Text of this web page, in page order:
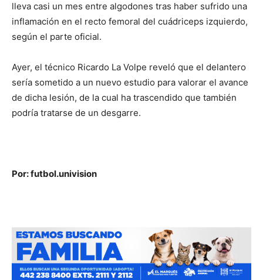
lleva casi un mes entre algodones tras haber sufrido una
inflamación en el recto femoral del cuádriceps izquierdo,
según el parte oficial.
Ayer, el técnico Ricardo La Volpe reveló que el delantero
sería sometido a un nuevo estudio para valorar el avance
de dicha lesión, de la cual ha trascendido que también
podría tratarse de un desgarre.
Por: futbol.univision